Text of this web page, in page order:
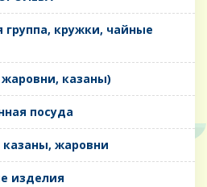
кружки, чайные
казаны)
посуда
жаровни
изделия